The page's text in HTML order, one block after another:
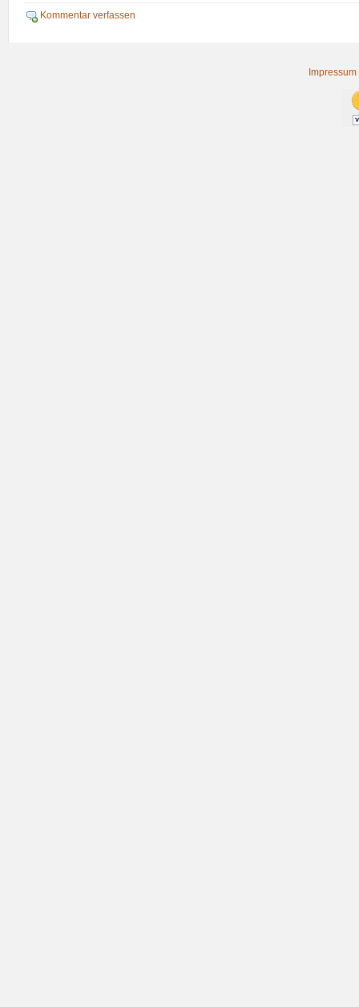
Kommentar verfassen
Impressum